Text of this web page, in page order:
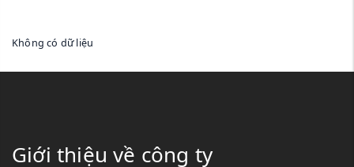
Không có dữ liệu
Giới thiệu về công ty